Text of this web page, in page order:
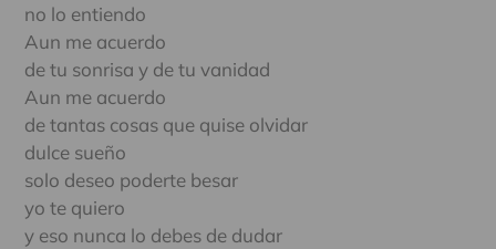
no lo entiendo
Aun me acuerdo
de tu sonrisa y de tu vanidad
Aun me acuerdo
de tantas cosas que quise olvidar
dulce sueño
solo deseo poderte besar
yo te quiero
y eso nunca lo debes de dudar